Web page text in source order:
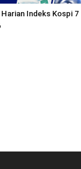
Indeks Kospi 7